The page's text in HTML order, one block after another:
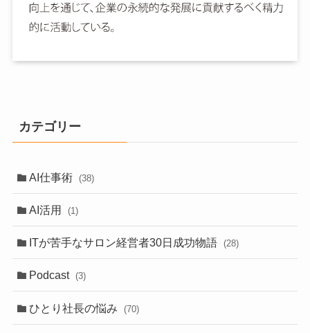
カテゴリー
AI仕事術 (38)
AI活用 (1)
ITが苦手なサロン経営者30日成功物語 (28)
Podcast (3)
ひとり社長の悩み (70)